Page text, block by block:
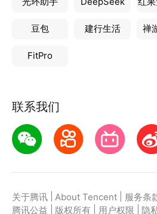
豆包 建行生活 禅
FitPro
联系我们
关于腾讯 About Tencent 服务条
腾讯公益
版权所有 用户权限 隐